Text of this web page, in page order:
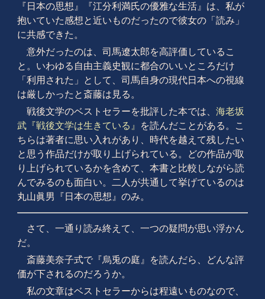
『日本の思想』『江分利満氏の優雅な生活』は、私が
抱いていた感想と近いものだったので彼女の「読み」
に共感できた。
意外だったのは、司馬遼太郎を高評価しているこ
と。いわゆる自由主義史観に都合のいいところだけ
「利用された」として、司馬自身の現代日本への視線
は厳しかったと斎藤は見る。
戦後文学のベストセラーを批評した本では、 海老坂
武『戦後文学は生きている』
を読んだことがある。こ
ちらは著者に思い入れがあり、時代を越えて残したい
と思う作品だけが取り上げられている。どの作品が取
り上げられているかを含めて、本書と比較しながら読
んでみるのも面白い。二人が共通して挙げているのは
丸山眞男『日本の思想』のみ。
さて、一通り読み終えて、一つの疑問が思い浮かん
だ。
斎藤美奈子式で『烏兎の庭』を読んだら、どんな評
価が下されるのだろうか。
私の文章はベストセラーからは程遠いものなので、